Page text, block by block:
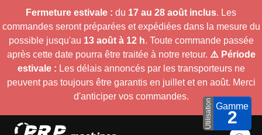
Fermeture estivale : du 17 au 28 août inclus. Les
commandes seront préparées et expédiées dans la mesure du
possible jusqu'au 13 août à 12 h. Toute commande passée
après cette date pourra être traitée à notre retour. ⚠️ Période
estivale : Les délais annoncés par les transporteurs ne
peuvent pas toujours être garantis en juillet et en août. Merci
d'anticiper vos commandes.
Utilisation Gamme
2